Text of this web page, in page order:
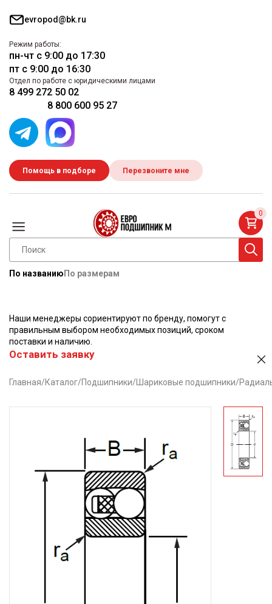
evropod@bk.ru
Режим работы:
пн-чт с 9:00 до 17:30
пт с 9:00 до 16:30
Отдел по работе с юридическими лицами
8 499 272 50 02
8 800 600 95 27
Помощь в подборе Перезвоните мне
По названию По размерам
0
Наши менеджеры сориентируют по бренду, помогут с
правильным выбором необходимых позиций, сроком
поставки и наличию.
Оставить заявку
Главная/Каталог/Подшипники/ Шариковые подшипники/